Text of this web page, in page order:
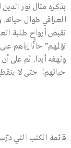
بذكره مثال نور
العراقي طوال حياته.
تقبض أرواح طلبة
تؤلمهم” حاثًّا إياهم
ولهفه أبدا. ثم على
حياتهم؛ حتى لا
قائمة الكتب التي